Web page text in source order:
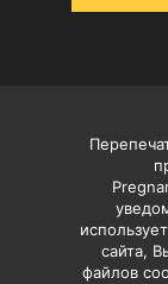
сайта,
файлов